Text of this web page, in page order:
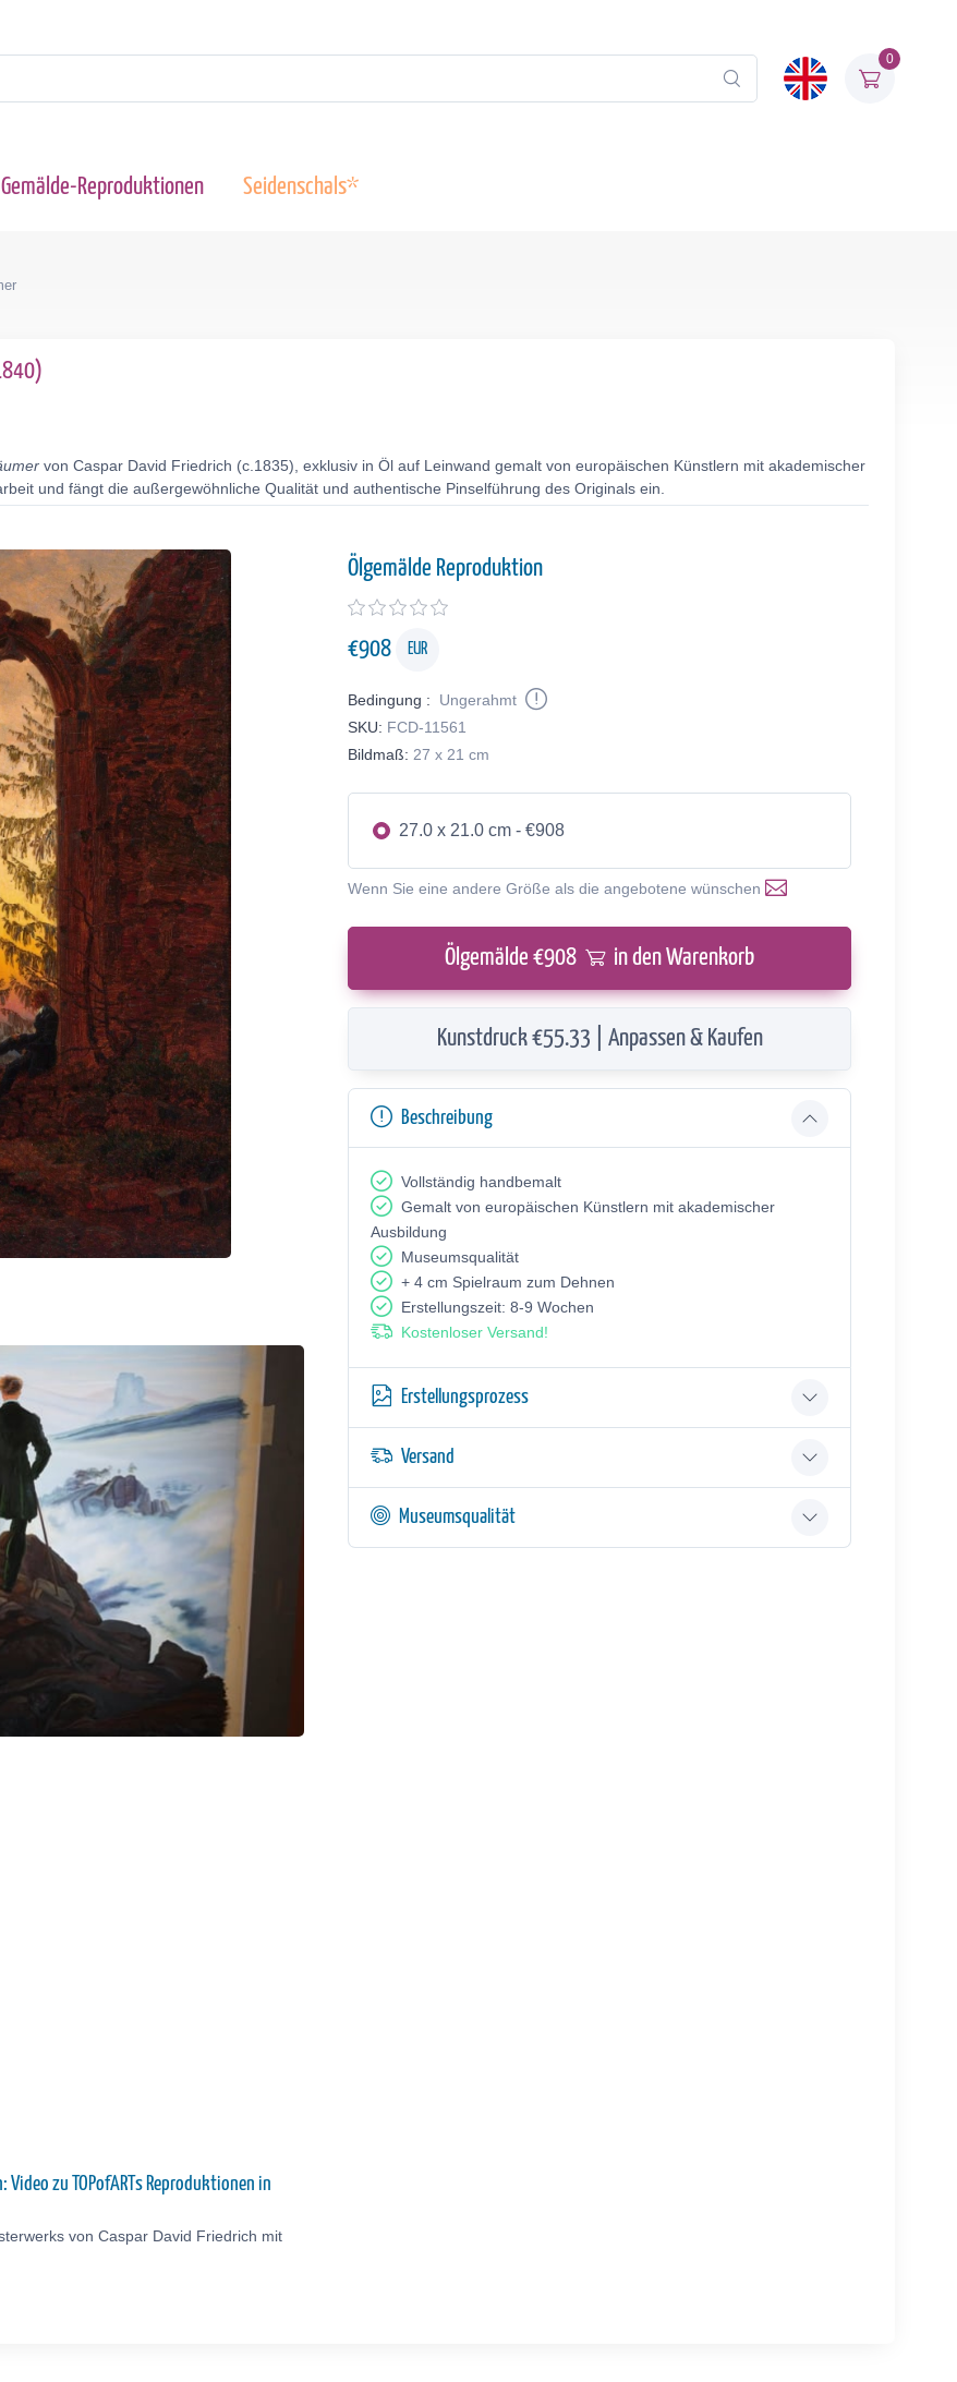
0
Gemälde-Reproduktionen Seidenschals*
von Caspar David Friedrich (c.1835), exklusiv in Öl auf Leinwand gemalt von europäischen Künstlern mit akademischer
und fängt die außergewöhnliche Qualität und authentische Pinselführung des Originals ein.
Video zu TOPofARTs Reproduktionen in
von Caspar David Friedrich mit
Ölgemälde Reproduktion
€908 EUR
Bedingung :
Ungerahmt
SKU: FCD-11561
Bildmaß: 27 x 21 cm
27.0 x 21.0 cm - €908
Wenn Sie eine andere Größe als die angebotene wünschen
Ölgemälde €908 in den Warenkorb
Kunstdruck €55.33 | Anpassen & Kaufen
Beschreibung
Vollständig handbemalt
Gemalt von europäischen Künstlern mit akademischer
Ausbildung
Museumsqualität
+ 4 cm Spielraum zum Dehnen
Erstellungszeit: 8-9 Wochen
Kostenloser Versand!
Erstellungsprozess
Versand
Museumsqualität